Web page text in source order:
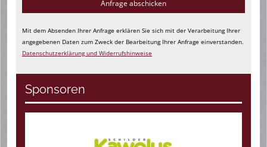
Mit dem Absenden Ihrer Anfrage erklären Sie sich mit der Verarbeitung Ihrer
angegebenen Daten zum Zweck der Bearbeitung Ihrer Anfrage einverstanden.
Datenschutzerklärung und Widerrufshinweise
Sponsoren